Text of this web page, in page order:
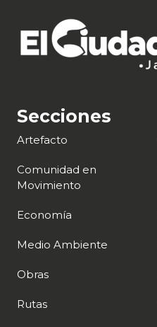
Secciones
Artefacto
Comunidad en
Movimiento
Economía
Medio Ambiente
Obras
Rutas